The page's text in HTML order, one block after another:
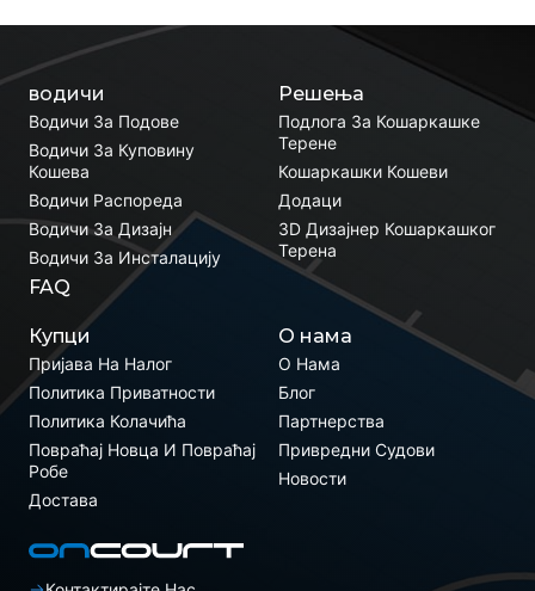
Решења
Подлога За Кошаркашке
Терене
Кошаркашки Кошеви
Додаци
3D Дизајнер Кошаркашког
Терена
водичи
Водичи За Подове
Водичи За Куповину
Кошева
Водичи Распореда
Водичи За Дизајн
Водичи За Инсталацију
FAQ
Купци
Пријава На Налог
Политика Приватности
Политика Колачића
Повраћај Новца И Повраћај
Робе
Достава
О нама
О Нама
Блог
Партнерства
Привредни Судови
Новости